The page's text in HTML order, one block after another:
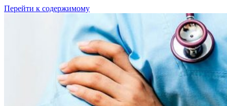
Перейти к содержимому